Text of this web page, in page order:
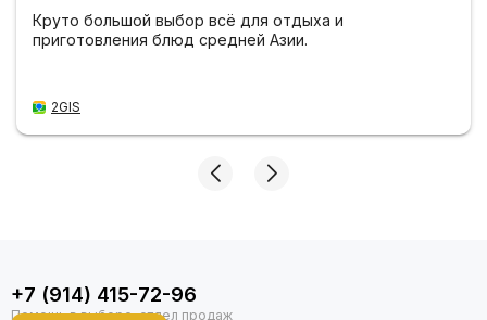
Круто большой выбор всё для отдыха и
приготовления блюд средней Азии.
2GIS
+7 (914) 415-72-96